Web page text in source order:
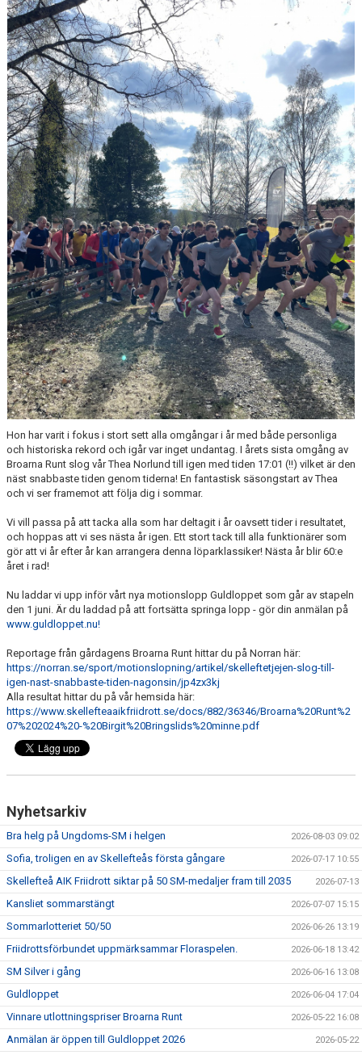
MINIORLANDSLAGET
Hon har varit i fokus i stort sett alla omgångar i år med både personliga
och historiska rekord och igår var inget undantag. I årets sista omgång av
Broarna Runt slog vår Thea Norlund till igen med tiden 17:01 (!!) vilket är den
näst snabbaste tiden genom tiderna! En fantastisk säsongstart av Thea
och vi ser framemot att följa dig i sommar.
Vi vill passa på att tacka alla som har deltagit i år oavsett tider i resultatet,
och hoppas att vi ses nästa år igen. Ett stort tack till alla funktionärer som
gör att vi år efter år kan arrangera denna löparklassiker! Nästa år blir 60:e
året i rad!
Nu laddar vi upp inför vårt nya motionslopp Guldloppet som går av stapeln
den 1 juni. Är du laddad på att fortsätta springa lopp - gör din anmälan på
www.guldloppet.nu!
Reportage från gårdagens Broarna Runt hittar du på Norran här:
https://norran.se/sport/motionslopning/artikel/skelleftetjejen-slog-till-
igen-nast-snabbaste-tiden-nagonsin/jp4zx3kj
Alla resultat hittar du på vår hemsida här:
https://www.skellefteaaikfriidrott.se/docs/882/36346/Broarna%20Runt%2
07%202024%20-%20Birgit%20Bringslids%20minne.pdf
Nyhetsarkiv
Bra helg på Ungdoms-SM i helgen 2026-08-03 09:02
Sofia, troligen en av Skellefteås första gångare 2026-07-17 10:55
Skellefteå AIK Friidrott siktar på 50 SM-medaljer fram till 2035 2026-07-13
Kansliet sommarstängt 2026-07-07 15:15
Sommarlotteriet 50/50 2026-06-26 13:19
Friidrottsförbundet uppmärksammar Floraspelen. 2026-06-18 13:42
SM Silver i gång 2026-06-16 13:08
Guldloppet 2026-06-04 17:04
Vinnare utlottningspriser Broarna Runt 2026-05-22 16:08
Anmälan är öppen till Guldloppet 2026 2026-05-22